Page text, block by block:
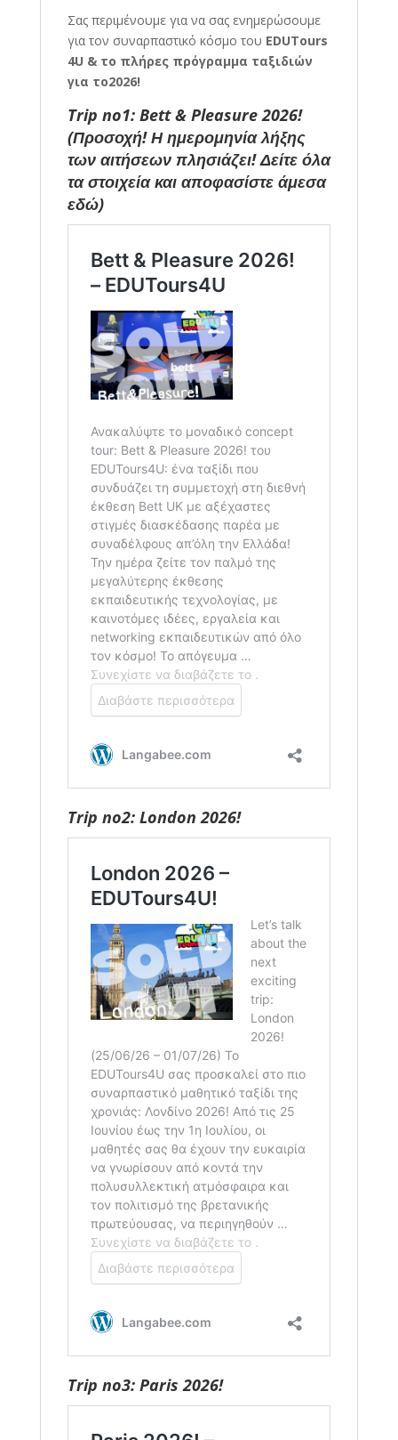
Σας περιμένουμε για να σας ενημερώσουμε
για τον συναρπαστικό κόσμο του EDUTours
4U & το πλήρες πρόγραμμα ταξιδιών
για το2026!
Trip no1: Bett & Pleasure 2026!
(Προσοχή! Η ημερομηνία λήξης
των αιτήσεων πλησιάζει! Δείτε όλα
τα στοιχεία και αποφασίστε άμεσα
εδώ)
Trip no2: London 2026!
Trip no3: Paris 2026!